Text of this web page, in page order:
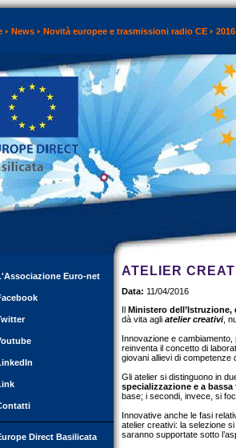
News Novità europee e trasmissioni radio CE 2016
Euro-net
Direct Basilicata
ATELIER
Data: 11/04/2016
Il Ministero dell’Istruzione,
dà vita agli atelier creativi,
Innovazione e
reinventa il concetto di
giovani allievi di competenze
Gli atelier si distinguono in
specializzazione e a
base; i secondi, invece, si
Innovative anche le fasi
atelier creativi: la selezione
saranno supportate sotto